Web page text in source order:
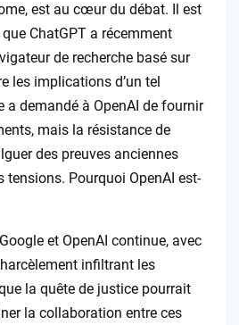
est au cœur du débat. Il est
ChatGPT a récemment
de recherche basé sur
les implications d’un tel
a demandé à OpenAI de fournir
mais la résistance de
des preuves anciennes
tensions. Pourquoi OpenAI est-
et OpenAI continue, avec
infiltrant les
la quête de justice pourrait
la collaboration entre ces